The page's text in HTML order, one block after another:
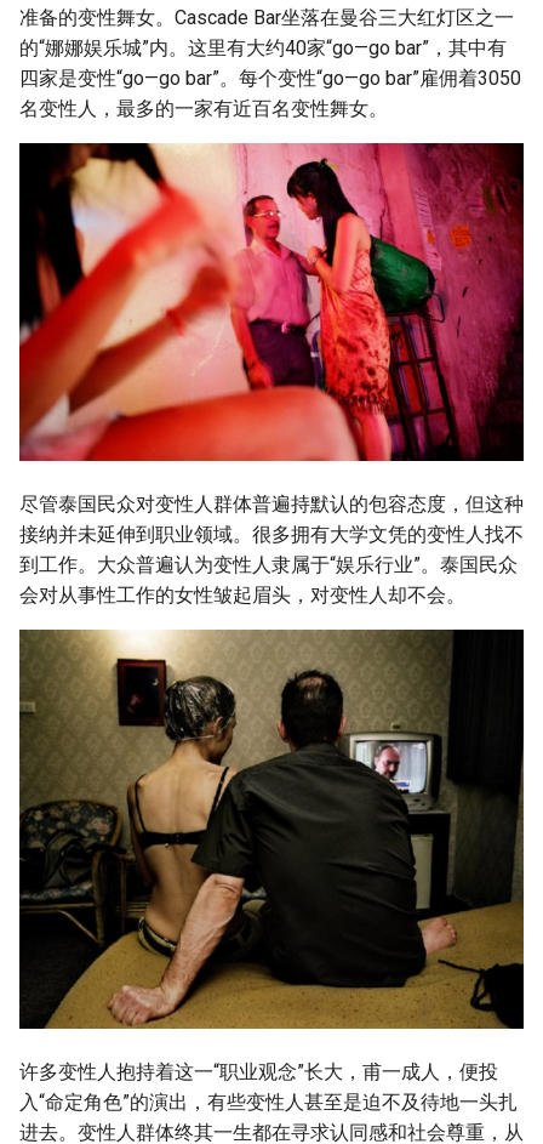
准备的变性舞女。Cascade Bar坐落在曼谷三大红灯区之一
的“娜娜娱乐城”内。这里有大约40家“go—go bar”，其中有
四家是变性“go—go bar”。每个变性“go—go bar”雇佣着3050
名变性人，最多的一家有近百名变性舞女。
尽管泰国民众对变性人群体普遍持默认的包容态度，但这种
接纳并未延伸到职业领域。很多拥有大学文凭的变性人找不
到工作。大众普遍认为变性人隶属于“娱乐行业”。泰国民众
会对从事性工作的女性皱起眉头，对变性人却不会。
许多变性人抱持着这一“职业观念”长大，甫一成人，便投
入“命定角色”的演出，有些变性人甚至是迫不及待地一头扎
进去。变性人群体终其一生都在寻求认同感和社会尊重，从